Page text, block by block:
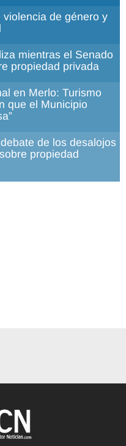
de género y
mientras el Senado
propiedad privada
en Merlo: Turismo
que el Municipio
de los desalojos
propiedad